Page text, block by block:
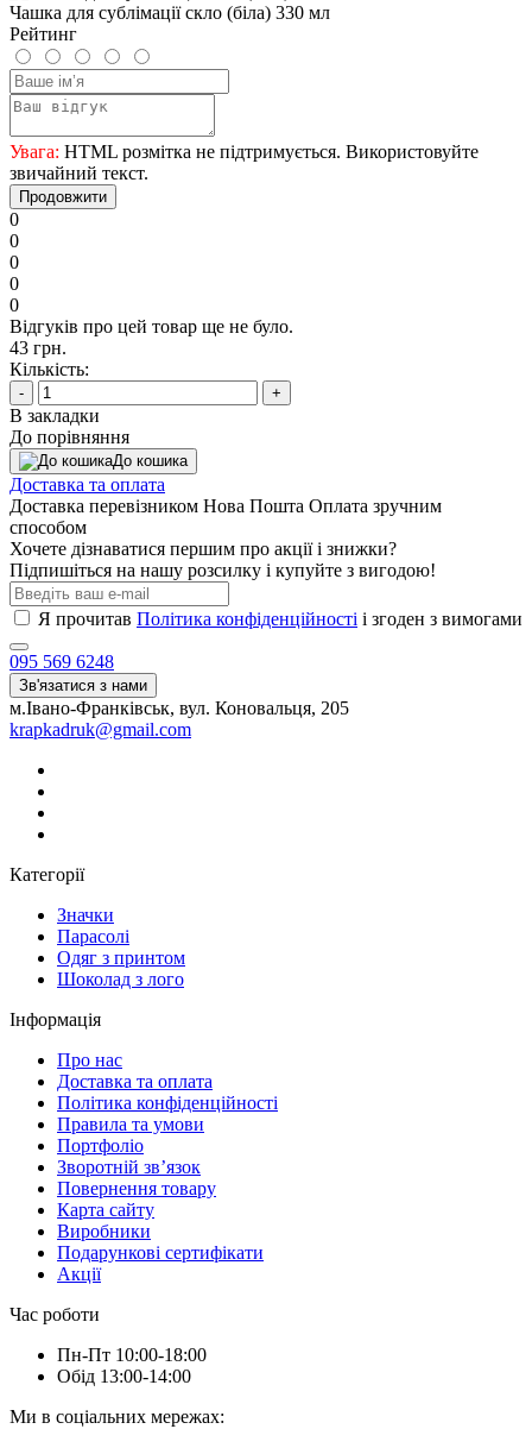
Чашка для сублімації скло (біла) 330 мл
Рейтинг
Увага: HTML розмітка не підтримується. Використовуйте
звичайний текст.
Продовжити
0
0
0
0
0
Відгуків про цей товар ще не було.
43 грн.
Кількість:
- +
В закладки
До порівняння
До кошика
Доставка та оплата
Доставка перевізником Нова Пошта Оплата зручним
способом
Хочете дізнаватися першим про акції і знижки?
Підпишіться на нашу розсилку і купуйте з вигодою!
Я прочитав Політика конфіденційності і згоден з вимогами
095 569 6248
Зв'язатися з нами
м.Івано-Франківськ, вул. Коновальця, 205
krapkadruk@gmail.com
Категорії
Значки
Парасолі
Одяг з принтом
Шоколад з лого
Інформація
Про нас
Доставка та оплата
Політика конфіденційності
Правила та умови
Портфоліо
Зворотній зв’язок
Повернення товару
Карта сайту
Виробники
Подарункові сертифікати
Акції
Час роботи
Пн-Пт 10:00-18:00
Обід 13:00-14:00
Ми в соціальних мережах: